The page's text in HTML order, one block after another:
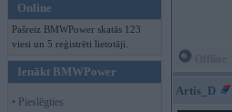
Online
Pašreiz BMWPower skatās 123
viesi un 5 reģistrēti lietotāji.
Ienākt BMWPower
• Pieslēgties
Artis_D